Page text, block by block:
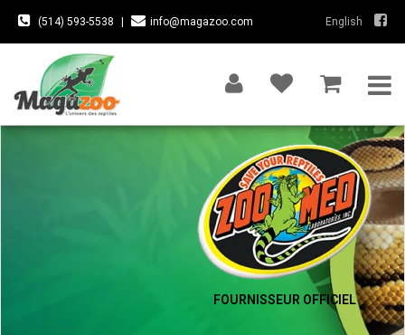
(514) 593-5538 info@magazoo.com English
FOURNISSEUR OFFICIEL